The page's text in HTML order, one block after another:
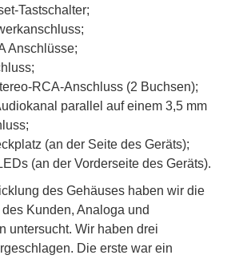
Tastschalter;
Anschlüsse;
RCA-Anschluss (2 Buchsen);
parallel auf einem 3,5 mm
(an der Seite des Geräts);
(an der Vorderseite des Geräts).
des Gehäuses haben wir die
Kunden, Analoga und
untersucht. Wir haben drei
Die erste war ein